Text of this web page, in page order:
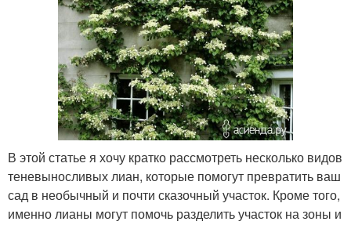
В этой статье я хочу кратко рассмотреть несколько видов
теневыносливых лиан, которые помогут превратить ваш
сад в необычный и почти сказочный участок. Кроме того,
именно лианы могут помочь разделить участок на зоны и